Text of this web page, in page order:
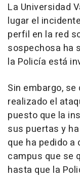
La Universidad
lugar el
perfil en la red
sospechosa ha
la Policía está
Sin embargo,
realizado el
puesto que la
sus puertas y
que ha pedido
campus que se
hasta que la